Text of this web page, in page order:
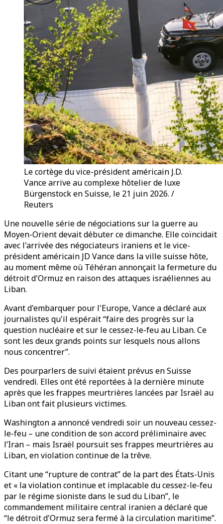
Le cortège du vice-président américain J.D.
Vance arrive au complexe hôtelier de luxe
Bürgenstock en Suisse, le 21 juin 2026. /
Reuters
Une nouvelle série de négociations sur la guerre au
Moyen-Orient devait débuter ce dimanche. Elle coïncidait
avec l'arrivée des négociateurs iraniens et le vice-
président américain JD Vance dans la ville suisse hôte,
au moment même où Téhéran annonçait la fermeture du
détroit d'Ormuz en raison des attaques israéliennes au
Liban.
Avant d'embarquer pour l'Europe, Vance a déclaré aux
journalistes qu'il espérait “faire des progrès sur la
question nucléaire et sur le cessez-le-feu au Liban. Ce
sont les deux grands points sur lesquels nous allons
nous concentrer”.
Des pourparlers de suivi étaient prévus en Suisse
vendredi. Elles ont été reportées à la dernière minute
après que les frappes meurtrières lancées par Israël au
Liban ont fait plusieurs victimes.
Washington a annoncé vendredi soir un nouveau cessez-
le-feu – une condition de son accord préliminaire avec
l’Iran – mais Israël poursuit ses frappes meurtrières au
Liban, en violation continue de la trêve.
Citant une “rupture de contrat” de la part des États-Unis
et « la violation continue et implacable du cessez-le-feu
par le régime sioniste dans le sud du Liban”, le
commandement militaire central iranien a déclaré que
“le détroit d'Ormuz sera fermé à la circulation maritime”.